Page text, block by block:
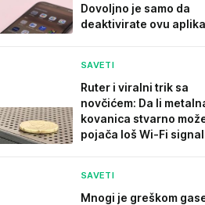
Dovoljno je samo da
deaktivirate ovu
SAVETI
Ruter i viralni trik sa
novčićem: Da li
kovanica stvarno
pojača loš Wi-Fi
SAVETI
Mnogi je greškom